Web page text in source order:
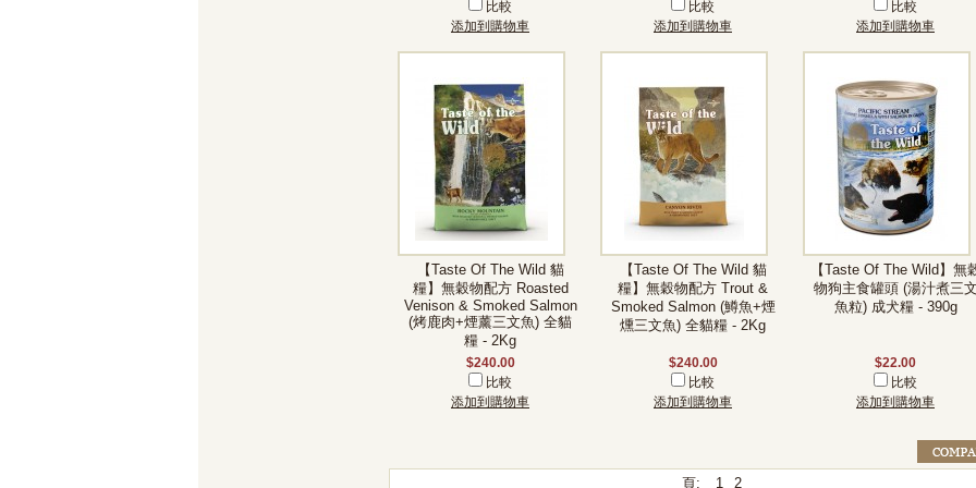
比較
添加到購物車
比較
添加到購物車
比較
添加到購物車
【Taste Of The Wild 貓
糧】無穀物配方 Roasted
Venison & Smoked Salmon
(烤鹿肉+煙薰三文魚) 全貓
糧 - 2Kg
$240.00
比較
添加到購物車
【Taste Of The Wild 貓
糧】無穀物配方 Trout &
Smoked Salmon (鱒魚+煙
燻三文魚) 全貓糧 - 2Kg
$240.00
比較
添加到購物車
【Taste Of The Wild】無
物狗主食罐頭 (湯汁煮三文
魚粒) 成犬糧 - 390g
$22.00
比較
添加到購物車
頁: 1 2